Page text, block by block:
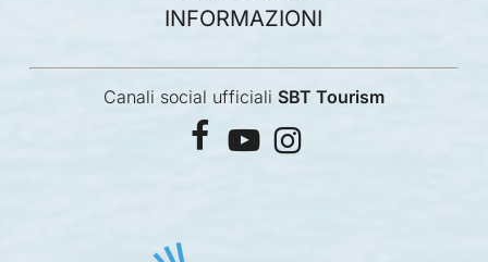
INFORMAZIONI
Canali social ufficiali SBT Tourism
facebook
youtubeinstagram